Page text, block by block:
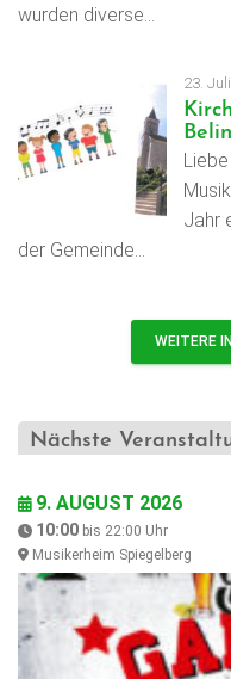
wurden diverse…
23.
Jahr
der Gemeinde…
WEITERE
Nächste
9. AUGUST 2026
10:00 bis 22:00 Uhr
Musikerheim Spiegelberg